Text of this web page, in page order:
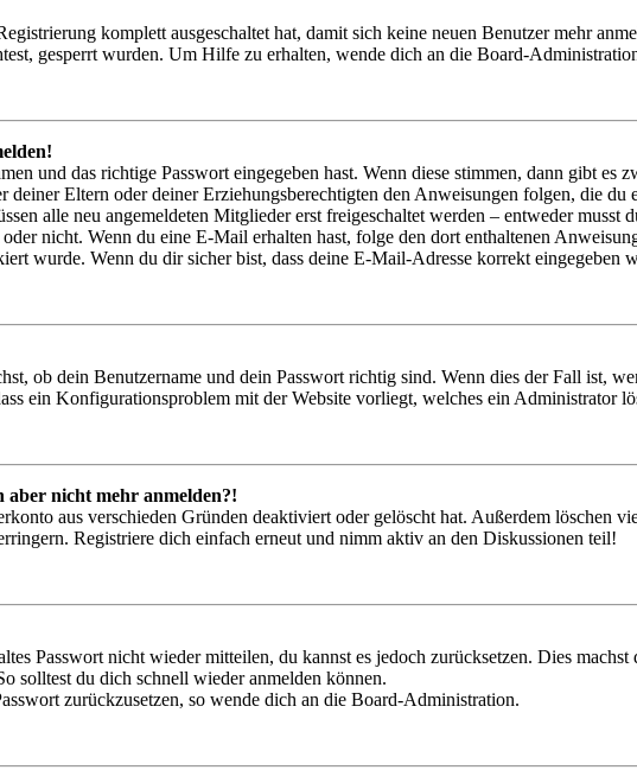
komplett ausgeschaltet hat, damit sich keine neuen Benutzer mehr
gesperrt wurden. Um Hilfe zu erhalten, wende dich an die Board-
und das richtige Passwort eingegeben hast. Wenn diese stimmen, dann gibt es
deiner Eltern oder deiner Erziehungsberechtigten den Anweisungen folgen, die
alle neu angemeldeten Mitglieder erst freigeschaltet werden – entweder musst
nicht. Wenn du eine E-Mail erhalten hast, folge den dort enthaltenen
wurde. Wenn du dir sicher bist, dass deine E-Mail-Adresse korrekt eingegeben
ob dein Benutzername und dein Passwort richtig sind. Wenn dies der Fall ist,
ein Konfigurationsproblem mit der Website vorliegt, welches ein Administrator
nicht mehr anmelden?!
aus verschieden Gründen deaktiviert oder gelöscht hat. Außerdem löschen
Registriere dich einfach erneut und nimm aktiv an den Diskussionen teil!
Passwort nicht wieder mitteilen, du kannst es jedoch zurücksetzen. Dies
solltest du dich schnell wieder anmelden können.
zurückzusetzen, so wende dich an die Board-Administration.